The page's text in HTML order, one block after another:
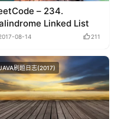
– 234.
Linked List
08-14 211
刷题日志(2017)